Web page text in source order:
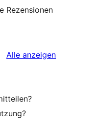
Rezensionen
Alle Rezensionen
anzeigen